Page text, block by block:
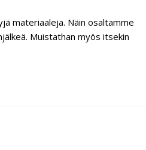
materiaaleja. Näin osaltamme
Muistathan myös itsekin